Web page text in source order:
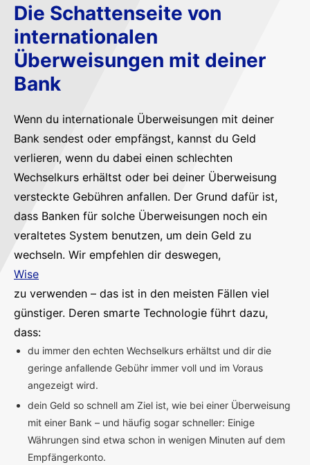
Die Schattenseite von
internationalen
Überweisungen mit deiner
Bank
Wenn du internationale Überweisungen mit deiner
Bank sendest oder empfängst, kannst du Geld
verlieren, wenn du dabei einen schlechten
Wechselkurs erhältst oder bei deiner Überweisung
versteckte Gebühren anfallen. Der Grund dafür ist,
dass Banken für solche Überweisungen noch ein
veraltetes System benutzen, um dein Geld zu
wechseln. Wir empfehlen dir deswegen,
Wise
zu verwenden – das ist in den meisten Fällen viel
günstiger. Deren smarte Technologie führt dazu,
dass:
du immer den echten Wechselkurs erhältst und dir die
geringe anfallende Gebühr immer voll und im Voraus
angezeigt wird.
dein Geld so schnell am Ziel ist, wie bei einer Überweisung
mit einer Bank – und häufig sogar schneller: Einige
Währungen sind etwa schon in wenigen Minuten auf dem
Empfängerkonto.